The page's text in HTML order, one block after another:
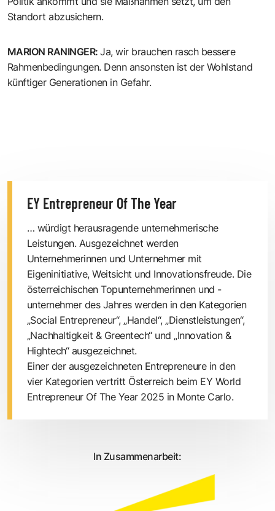
Standort abzusichern.
MARION RANINGER:Ja, wir brauchen rasch bessere
Rahmenbedingungen. Denn ansonsten ist der Wohlstand
künftiger Generationen in Gefahr.
EY Entrepreneur Of The Year
… würdigt herausragende unternehmerische
Leistungen. Ausgezeichnet werden
Unternehmerinnen und Unternehmer mit
Eigeninitiative, Weitsicht und Innovationsfreude. Die
österreichischen Topunternehmerinnen und -
unternehmer des Jahres werden in den Kategorien
„Social Entrepreneur“, „Handel“, „Dienstleistungen“,
„Nachhaltigkeit & Greentech“ und „Innovation &
Hightech“ ausgezeichnet.
Einer der ausgezeichneten Entrepreneure in den
vier Kategorien vertritt Österreich beim EY World
Entrepreneur Of The Year 2025 in Monte Carlo.
In Zusammenarbeit: